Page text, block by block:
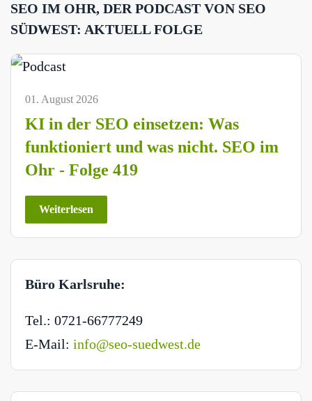
SEO IM OHR, DER PODCAST VON SEO
SÜDWEST: AKTUELL FOLGE
01. August 2026
KI in der SEO einsetzen: Was
funktioniert und was nicht. SEO im
Ohr - Folge 419
Weiterlesen
Büro Karlsruhe:
Tel.: 0721-66777249
E-Mail: info@seo-suedwest.de